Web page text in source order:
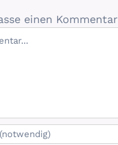
einen Kommentar